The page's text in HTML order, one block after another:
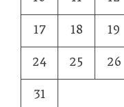
17
18 19
24
25 26
31